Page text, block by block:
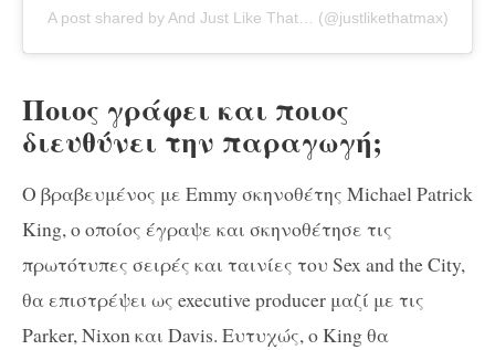
A post shared by And Just Like That… (@justlikethatmax)
Ποιος γράφει και ποιος
διευθύνει την παραγωγή;
Ο βραβευμένος με Emmy σκηνοθέτης Michael Patrick
King, ο οποίος έγραψε και σκηνοθέτησε τις
πρωτότυπες σειρές και ταινίες του Sex and the City,
θα επιστρέψει ως executive producer μαζί με τις
Parker, Nixon και Davis. Ευτυχώς, ο King θα